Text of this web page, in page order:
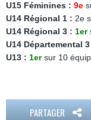
U15 Féminines : 9e
U14 Régional 1 : 2e
U14 Régional 3 : 1er
U14 Départemental
U13 : 1ersur 10
PARTAGER